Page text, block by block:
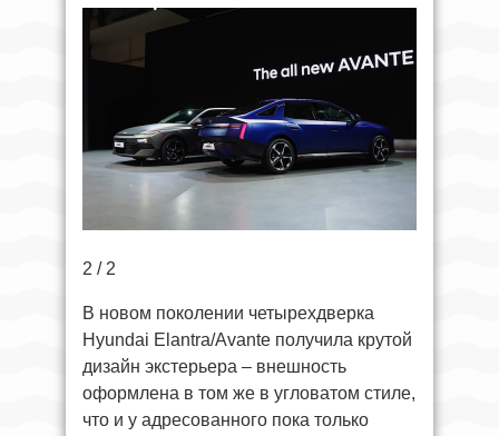
2 / 2
В новом поколении четырехдверка
Hyundai Elantra/Avante получила крутой
дизайн экстерьера – внешность
оформлена в том же в угловатом стиле,
что и у адресованного пока только